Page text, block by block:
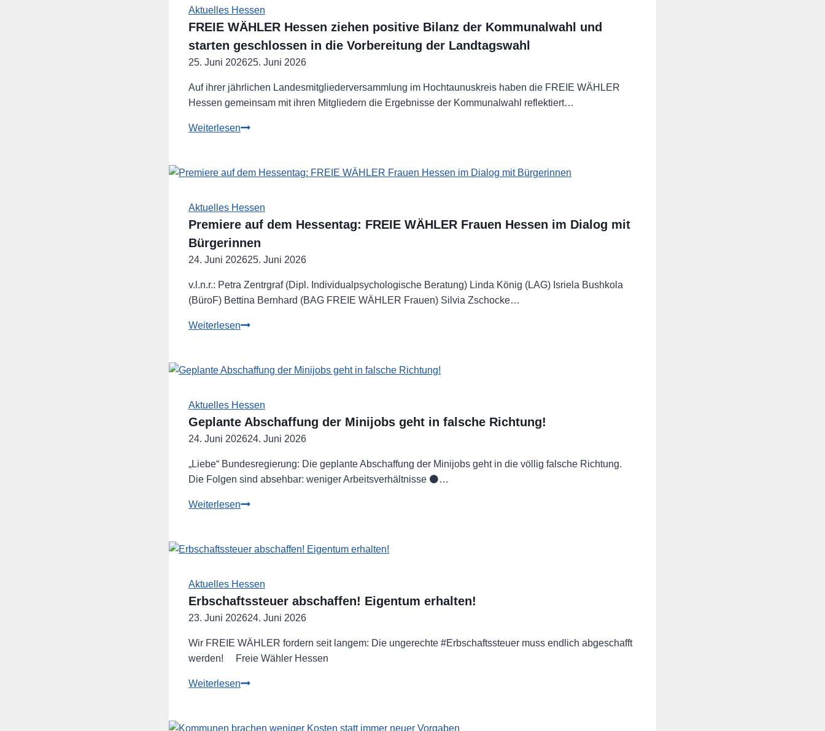
jetzt
handeln!
Aktuelles Hessen
FREIE WÄHLER Hessen ziehen positive Bilanz der Kommunalwahl und
starten geschlossen in die Vorbereitung der Landtagswahl
25. Juni 202625. Juni 2026
Auf ihrer jährlichen Landesmitgliederversammlung im Hochtaunuskreis haben die FREIE WÄHLER
Hessen gemeinsam mit ihren Mitgliedern die Ergebnisse der Kommunalwahl reflektiert…
WeiterlesenFREIE
ziehen
Bilanz
und
starten
geschlossen
in
Vorbereitung
Aktuelles Hessen
Premiere auf dem Hessentag: FREIE WÄHLER Frauen Hessen im Dialog mit
Bürgerinnen
24. Juni 202625. Juni 2026
v.l.n.r.: Petra Zentrgraf (Dipl. Individualpsychologische Beratung) Linda König (LAG) Isriela Bushkola
(BüroF) Bettina Bernhard (BAG FREIE WÄHLER Frauen) Silvia Zschocke…
WeiterlesenPremiere
Hessentag:
WÄHLER
Frauen
Dialog
mit
Aktuelles Hessen
Geplante Abschaffung der Minijobs geht in falsche Richtung!
24. Juni 202624. Juni 2026
„Liebe“ Bundesregierung: Die geplante Abschaffung der Minijobs geht in die völlig falsche Richtung.
Die Folgen sind absehbar: weniger Arbeitsverhältnisse ⚫…
WeiterlesenGeplante
Minijobs
in
falsche
Aktuelles Hessen
Erbschaftssteuer abschaffen! Eigentum erhalten!
23. Juni 202624. Juni 2026
Wir FREIE WÄHLER fordern seit langem: Die ungerechte #Erbschaftssteuer muss endlich abgeschafft
werden! Freie Wähler Hessen
WeiterlesenErbschaftssteuer
erhalten!